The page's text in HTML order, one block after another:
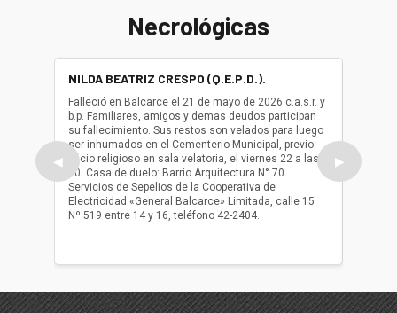
Necrológicas
◀
NILDA BEATRIZ CRESPO (Q.E.P.D.).
Falleció en Balcarce el 21 de mayo de 2026 c.a.s.r. y
b.p. Familiares, amigos y demas deudos participan
su fallecimiento. Sus restos son velados para luego
ser inhumados en el Cementerio Municipal, previo
oficio religioso en sala velatoria, el viernes 22 a las
10. Casa de duelo: Barrio Arquitectura N° 70.
Servicios de Sepelios de la Cooperativa de
Electricidad «General Balcarce» Limitada, calle 15
Nº 519 entre 14 y 16, teléfono 42-2404.
ser
oficio
▶